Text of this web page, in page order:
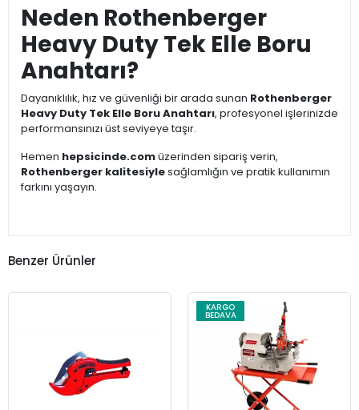
Neden Rothenberger
Heavy Duty Tek Elle Boru
Anahtarı?
Dayanıklılık, hız ve güvenliği bir arada sunan Rothenberger
Heavy Duty Tek Elle Boru Anahtarı, profesyonel işlerinizde
performansınızı üst seviyeye taşır.
Hemen hepsicinde.comüzerinden sipariş verin,
Rothenberger kalitesiylesağlamlığın ve pratik kullanımın
farkını yaşayın.
Benzer Ürünler
KARGO
BEDAVA